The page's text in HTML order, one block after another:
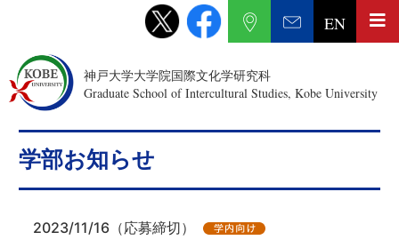
神戸大学大学院国際文化学研究科
Graduate School of Intercultural Studies, Kobe University
EN
学部お知らせ
2023/11/16（応募締切）